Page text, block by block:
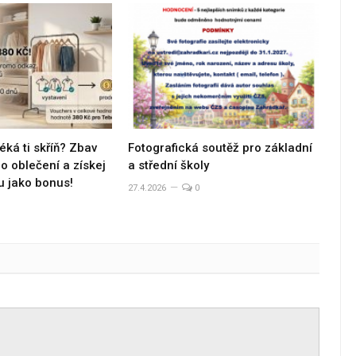
ti skříň? Zbav
oblečení a získej
jako bonus!
Fotografická soutěž pro základní
a střední školy
27.4.2026 0